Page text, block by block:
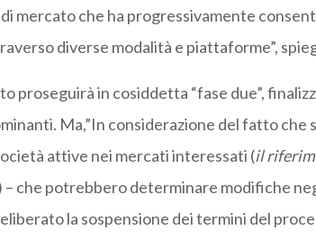
mercato che ha progressivamente
diverse modalità e piattaforme”,
proseguirà in cosiddetta “fase due”,
Ma,”In considerazione del fatto che
attive nei mercati interessati (il
– che potrebbero determinare modifiche
la sospensione dei termini del